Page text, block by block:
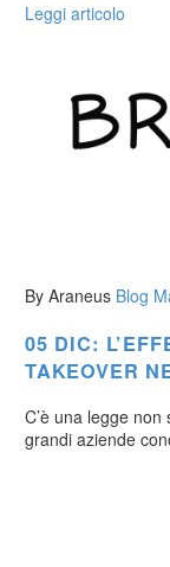
Leggi articolo
By Araneus Blog
05 DIC:
TAKEOVER
C’è una legge
grandi aziende